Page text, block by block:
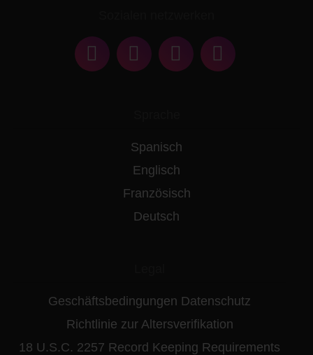
Spanisch
Englisch
Französisch
Deutsch
Geschäftsbedingungen Datenschutz
Richtlinie zur Altersverifikation
18 U.S.C. 2257 Record Keeping Requirements